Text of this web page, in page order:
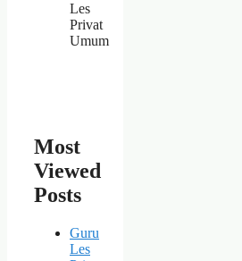
Les
Privat
Umum
Most
Viewed
Posts
Guru
Les